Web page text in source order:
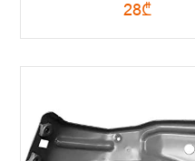
28₾